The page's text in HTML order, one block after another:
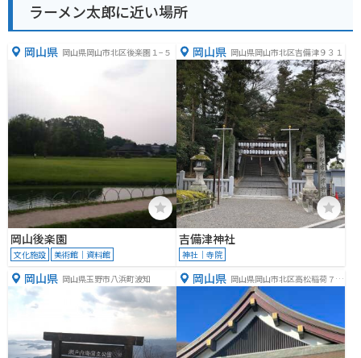
ラーメン太郎に近い場所
岡山県 岡山県岡山市北区後楽園１−５
岡山後楽園
文化施設 美術館｜資料館
岡山県 岡山県岡山市北区吉備津９３１
吉備津神社
神社｜寺院
岡山県 岡山県玉野市八浜町波知 岡山県 岡山県岡山市北区高松稲荷７１
２−７１２